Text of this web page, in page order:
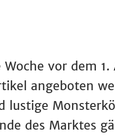
vor dem 1.
angeboten
lustige
des Marktes